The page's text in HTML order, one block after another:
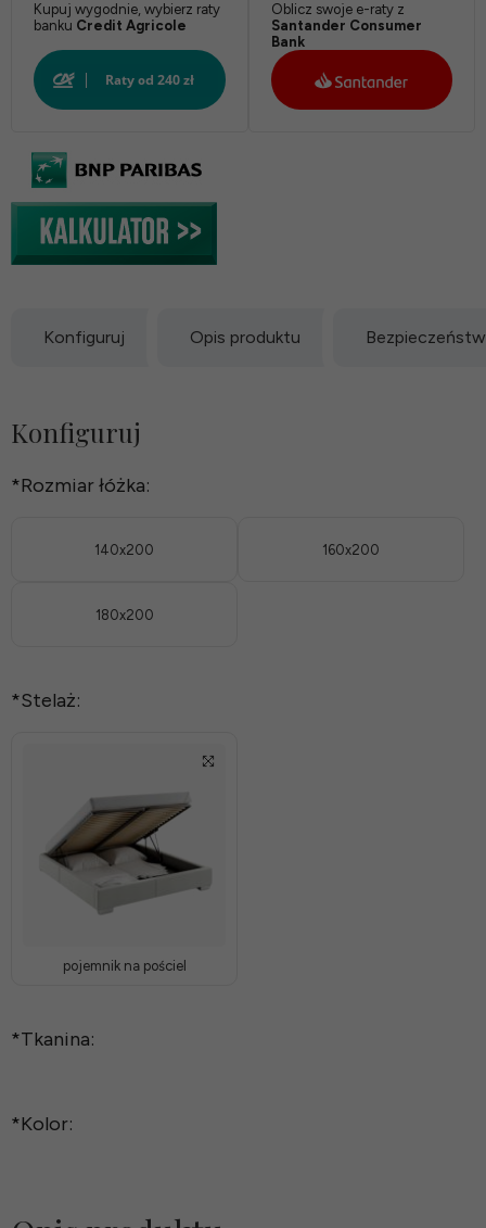
Tkanina:
Kolor:
Kupuj wygodnie, wybierz raty
banku Credit Agricole
Oblicz swoje e-raty z
Santander Consumer
Bank
Konfiguruj Opis produktu
Konfiguruj
*Rozmiar łóżka:
140x200 160x200
180x200
*Stelaż:
pojemnik na pościel
*Tkanina:
*Kolor: